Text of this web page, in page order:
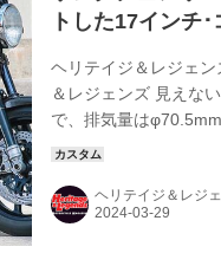
トした17インチ
ヘリテイジ＆レジェ
＆レジェンズ 見えな
で、排気量は
したエンジン仕様。
の立入さんが説明し
かの部分はサンクチ
ヘリテイジ＆レジ